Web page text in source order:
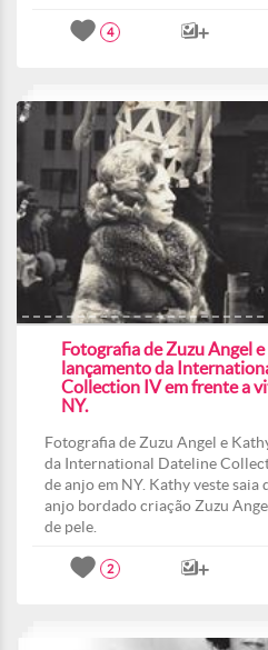
4
Fotografia de Zuzu Angel
lançamento da
Collection IV em frente a
NY.
Fotografia de Zuzu Angel e
da International Dateline
de anjo em NY. Kathy veste
anjo bordado criação Zuzu
de pele.
2